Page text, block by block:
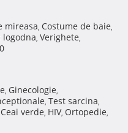
mireasa, Costume de baie,
logodna, Verighete,
, Ginecologie,
, Test sarcina,
Ceai verde, HIV, Ortopedie,